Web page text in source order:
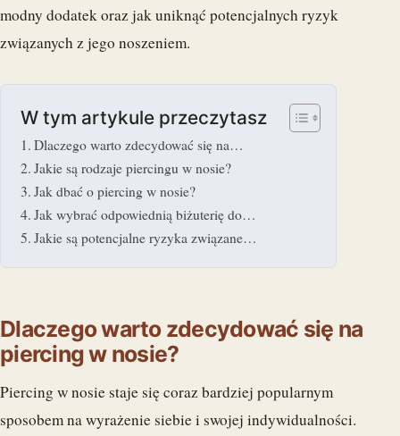
modny dodatek oraz jak uniknąć potencjalnych ryzyk
związanych z jego noszeniem.
W tym artykule przeczytasz
Dlaczego warto zdecydować się na…
Jakie są rodzaje piercingu w nosie?
Jak dbać o piercing w nosie?
Jak wybrać odpowiednią biżuterię do…
Jakie są potencjalne ryzyka związane…
Dlaczego warto zdecydować się na
piercing w nosie?
Piercing w nosie staje się coraz bardziej popularnym
sposobem na wyrażenie siebie i swojej indywidualności.